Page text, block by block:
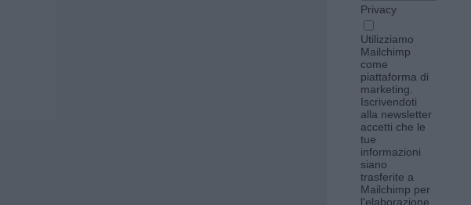
Privacy
Utilizziamo
Mailchimp
come
piattaforma di
marketing.
Iscrivendoti
alla newsletter
accetti che le
tue
informazioni
siano
trasferite a
Mailchimp per
l'elaborazione.